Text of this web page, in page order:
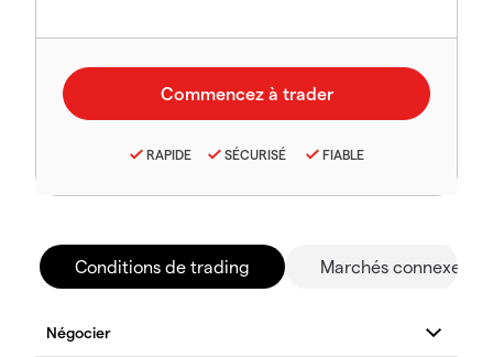
RAPIDE SÉCURISÉ FIABLE
Conditions de trading Marchés connexes